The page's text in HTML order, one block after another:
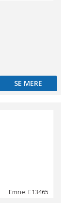
SE MERE
SE MERE
Emne: E13465